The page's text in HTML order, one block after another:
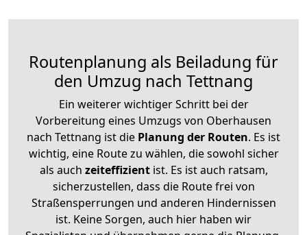
Routenplanung als Beiladung für
den Umzug nach Tettnang
Ein weiterer wichtiger Schritt bei der
Vorbereitung eines Umzugs von Oberhausen
nach Tettnang ist die Planung der Routen. Es ist
wichtig, eine Route zu wählen, die sowohl sicher
als auch zeiteffizientist. Es ist auch ratsam,
sicherzustellen, dass die Route frei von
Straßensperrungen und anderen Hindernissen
ist. Keine Sorgen, auch hier haben wir